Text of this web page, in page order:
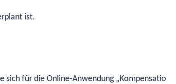
ist.
für die Online-Anwendung